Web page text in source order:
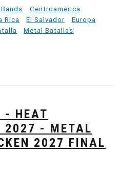
Bands
Centroamerica
Rica El Salvador
Europa
Metal Batallas
- HEAT
2027 - METAL
2027 FINAL